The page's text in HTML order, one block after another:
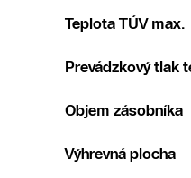
Teplota TÚV max.
Prevádzkový tlak
Objem zásobníka
Výhrevná plocha